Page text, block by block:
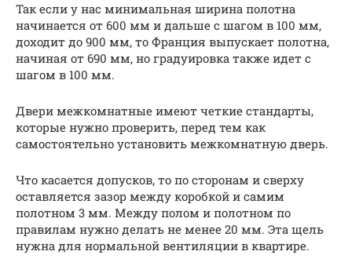
Так если у нас минимальная ширина полотна
начинается от 600 мм и дальше с шагом в 100 мм,
доходит до 900 мм, то Франция выпускает полотна,
начиная от 690 мм, но градуировка также идет с
шагом в 100 мм.
Двери межкомнатные имеют четкие стандарты,
которые нужно проверить, перед тем как
самостоятельно установить межкомнатную дверь.
Что касается допусков, то по сторонам и сверху
оставляется зазор между коробкой и самим
полотном 3 мм. Между полом и полотном по
правилам нужно делать не менее 20 мм. Эта щель
нужна для нормальной вентиляции в квартире.